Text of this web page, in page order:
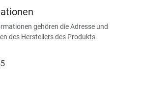
gehören die Adresse und
des Herstellers des Produkts.